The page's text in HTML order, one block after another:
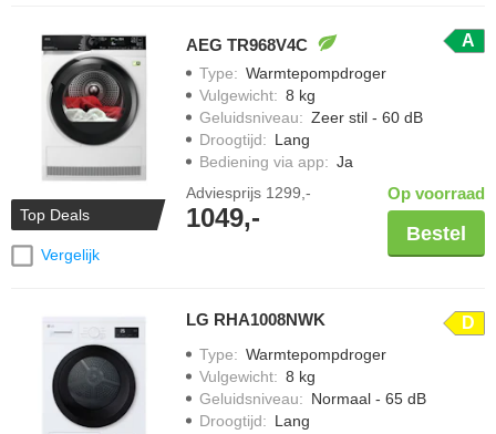
Top Deals
Vergelijk
AEG TR968V4C A
Type: Warmtepompdroger
Vulgewicht: 8 kg
Geluidsniveau: Zeer stil - 60 dB
Droogtijd: Lang
Bediening via app: Ja
Adviesprijs 1299,-
1049,-
Op voorraad
Bestel
LG RHA1008NWK D
Type: Warmtepompdroger
Vulgewicht: 8 kg
Geluidsniveau: Normaal - 65 dB
Droogtijd: Lang